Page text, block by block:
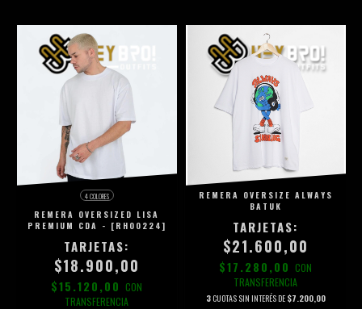
4 COLORES
REMERA OVERSIZED LISA
PREMIUM CDA - [RH00224]
$18.900,00
$15.120,00 CON
TRANSFERENCIA
REMERA OVERSIZE ALWAYS
BATUK
$21.600,00
$17.280,00 CON
TRANSFERENCIA
3CUOTAS SIN INTERÉS DE $7.200,00